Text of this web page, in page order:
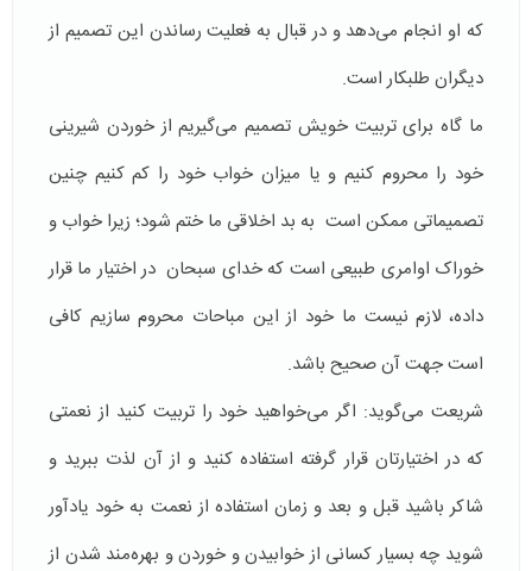
که او انجام می‌دهد و در قبال به فعلیت رساندن این تصمیم از
دیگران طلبکار است.
ما گاه برای تربیت خویش تصمیم می‌گیریم از خوردن شیرینی
خود را محروم ‌کنیم و یا میزان خواب خود را کم کنیم چنین
تصمیماتی ممکن است به بد اخلاقی ما ختم ‌شود؛ زیرا خواب و
خوراک اوامری طبیعی است که خدای سبحان در اختیار ما قرار
داده، لازم نیست ما خود از این مباحات محروم سازیم کافی
است جهت آن صحیح باشد.
شریعت می‌گوید: اگر می‌خواهید خود را تربیت کنید از نعمتی
که در اختیارتان قرار گرفته استفاده کنید و از آن لذت ببرید و
شاکر باشید قبل و بعد و زمان استفاده از نعمت به خود یادآور
شوید چه بسیار کسانی از خوابیدن و خوردن و بهره‌مند شدن از